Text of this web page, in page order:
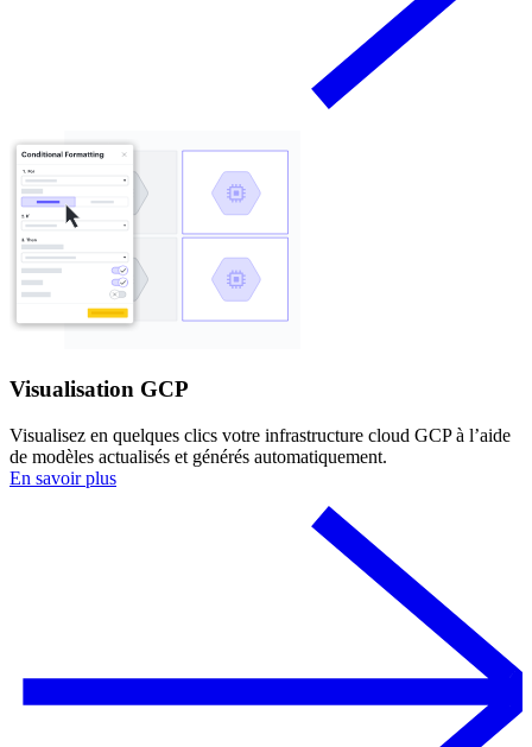
Visualisation GCP
Visualisez en quelques clics votre infrastructure cloud GCP à l’aide
de modèles actualisés et générés automatiquement.
En savoir plus